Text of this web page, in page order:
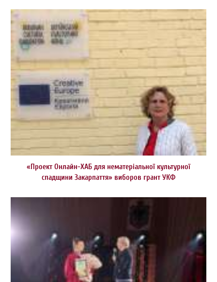
«Проект Онлайн-ХАБ для нематеріальної культурної
спадщини Закарпаття» виборов грант УКФ